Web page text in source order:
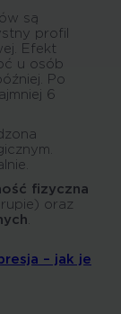
są
profil
Efekt
u osób
Po
6
fizyczna
oraz
– jak je